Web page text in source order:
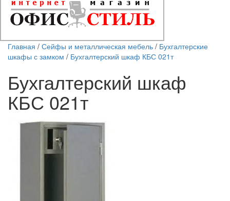
Главная / Сейфы и металлическая мебель / Бухгалтерские
шкафы с замком / Бухгалтерский шкаф КБС 021т
Бухгалтерский шкаф
КБС 021т